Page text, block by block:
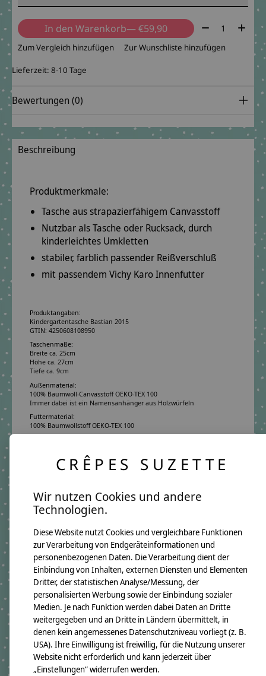
In den Warenkorb — €59,90 Menge:
Zum Vergleich hinzufügen Zur Wunschliste hinzufügen
Lieferzeit: 8-10 Tage
Bewertungen (0)
Beschreibung
Produktmerkmale:
Tasche ausstrapazierfähigem Canvasstoff
Nutzbar alsTasche oder Rucksack, durch
kinderleichtes Umkletten
stabiler, farblich passender Reißverschluß
mit passendem Vichy Karo Innenfutter
Produktangaben:
Kindergartentasche Bastian 2015
GTIN: 4250608108950
Taschenmaße:
Breite ca. 25cm
Höhe ca. 27cm
Tiefe ca. 9cm
Außenmaterial:
100% Baumwoll-Canvasstoff OEKO-TEX 100
Immer dabei ist ein Namensanhänger aus Holzwürfeln
Futtermaterial:
100% Baumwollstoff OEKO-TEX 100
Sicherheitshinweise:
Die angehangenen Holzwürfel sind nicht für Kinder unter 3 Jahren
Angaben zum Hersteller:
crêpes suzette GmbH & Co. KG
Sülzburgstraße 108
E-Mail:info@crepes-suzette.net
Tel.:+49 221 2616939
Ergänzende Produkte
Carousel items
CRÊPES SUZETTE
Wir nutzen Cookies und andere
Technologien.
Diese Website nutzt Cookies und vergleichbare Funktionen
zur Verarbeitung von Endgeräteinformationen und
personenbezogenen Daten. Die Verarbeitung dient der
Einbindung von Inhalten, externen Diensten und Elementen
Dritter, der statistischen Analyse/Messung, der
personalisierten Werbung sowie der Einbindung sozialer
Medien. Je nach Funktion werden dabei Daten an Dritte
weitergegeben und an Dritte in Ländern übermittelt, in
denen kein angemessenes Datenschutzniveau vorliegt (z. B.
USA). Ihre Einwilligung ist freiwillig, für die Nutzung unserer
Website nicht erforderlich und kann jederzeit über
„Einstellungen“ widerrufen werden.